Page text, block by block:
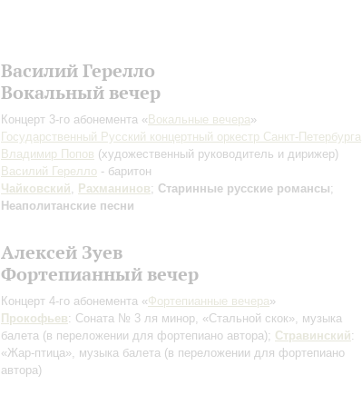
Василий Герелло
Вокальный вечер
Концерт 3-го абонемента « Вокальные вечера»
Государственный Русский концертный оркестр Санкт-Петербурга
Владимир Попов (художественный руководитель и дирижер)
Василий Герелло - баритон
Чайковский, Рахманинов; Старинные русские романсы;
Неаполитанские песни
Алексей Зуев
Фортепианный вечер
Концерт 4-го абонемента «Фортепианные вечера»
Прокофьев: Соната № 3 ля минор, «Стальной скок», музыка
балета (в переложении для фортепиано автора); Стравинский:
«Жар-птица», музыка балета (в переложении для фортепиано
автора)